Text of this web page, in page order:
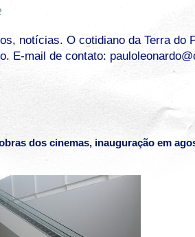
notícias. O cotidiano da Terra do
E-mail de contato:
dos cinemas, inauguração em